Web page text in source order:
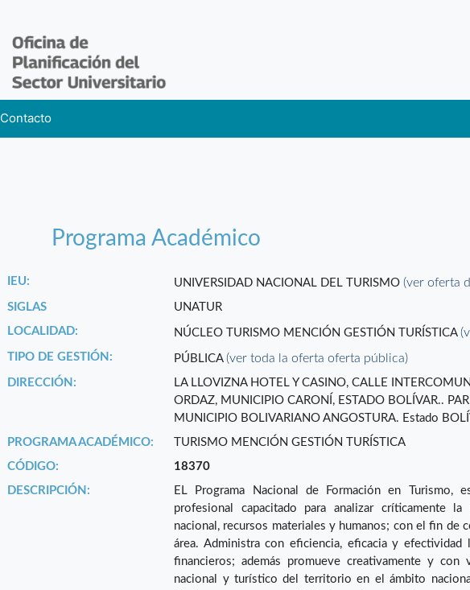
Contacto
Programa Académico
IEU: UNIVERSIDAD NACIONAL DEL TURISMO(ver oferta
SIGLAS
UNATUR
LOCALIDAD:
NÚCLEO TURISMO MENCIÓN GESTIÓN TURÍSTICA
TIPO DE GESTIÓN: PÚBLICA(ver toda la oferta oferta pública)
DIRECCIÓN:
LA LLOVIZNA HOTEL Y CASINO, CALLE
ORDAZ, MUNICIPIO CARONÍ, ESTADO BOLÍVAR..
MUNICIPIO BOLIVARIANO ANGOSTURA. Estado
PROGRAMA ACADÉMICO:
TURISMO MENCIÓN GESTIÓN TURÍSTICA
CÓDIGO:
18370
DESCRIPCIÓN:
EL Programa Nacional de Formación en
profesional capacitado para analizar críticamente
nacional, recursos materiales y humanos; con el fin de
área. Administra con eficiencia, eficacia y efectividad
financieros; además promueve creativamente y
nacional y turístico del territorio en el ámbito